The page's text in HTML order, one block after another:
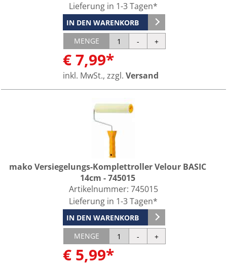
Lieferung in 1-3 Tagen*
IN DEN WARENKORB
MENGE
€ 7,99*
inkl. MwSt., zzgl. Versand
mako Versiegelungs-Komplettroller Velour BASIC
14cm - 745015
Artikelnummer: 745015
Lieferung in 1-3 Tagen*
IN DEN WARENKORB
MENGE
€ 5,99*